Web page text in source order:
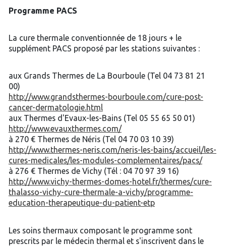
Programme PACS
La cure thermale conventionnée de 18 jours + le
supplément PACS proposé par les stations suivantes :
aux Grands Thermes de La Bourboule (Tel 04 73 81 21
00)
http://www.grandsthermes-bourboule.com/cure-post-
cancer-dermatologie.html
aux Thermes d'Evaux-les-Bains (Tel 05 55 65 50 01)
http://www.evauxthermes.com/
à 270 € Thermes de Néris (Tel 04 70 03 10 39)
http://www.thermes-neris.com/neris-les-bains/accueil/les-
cures-medicales/les-modules-complementaires/pacs/
à 276 € Thermes de Vichy (Tél : 04 70 97 39 16)
http://www.vichy-thermes-domes-hotel.fr/thermes/cure-
thalasso-vichy-cure-thermale-a-vichy/programme-
education-therapeutique-du-patient-etp
Les soins thermaux composant le programme sont
prescrits par le médecin thermal et s'inscrivent dans le